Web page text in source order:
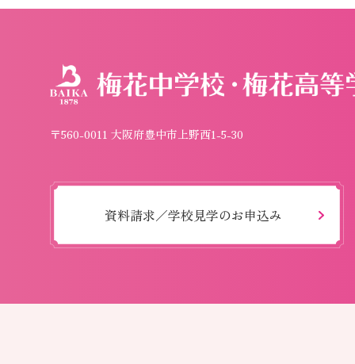
〒560-0011 大阪府豊中市上野西1-5-30
資料請求／学校見学のお申込み